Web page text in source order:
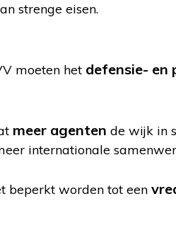
strenge eisen.
moeten het defensie- en
meer agenten de wijk in
internationale
beperkt worden tot een